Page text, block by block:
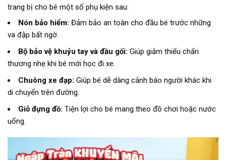
trang bị cho bé một số phụ kiện sau:
Nón bảo hiểm: Đảm bảo an toàn cho đầu bé trước những
va đập bất ngờ.
Bộ bảo vệ khuỷu tay và đầu gối: Giúp giảm thiểu chấn
thương nhẹ khi bé mới học đi xe.
Chuông xe đạp: Giúp bé dễ dàng cảnh báo người khác khi
di chuyển trên đường.
Giỏ đựng đồ: Tiện lợi cho bé mang theo đồ chơi hoặc nước
uống.